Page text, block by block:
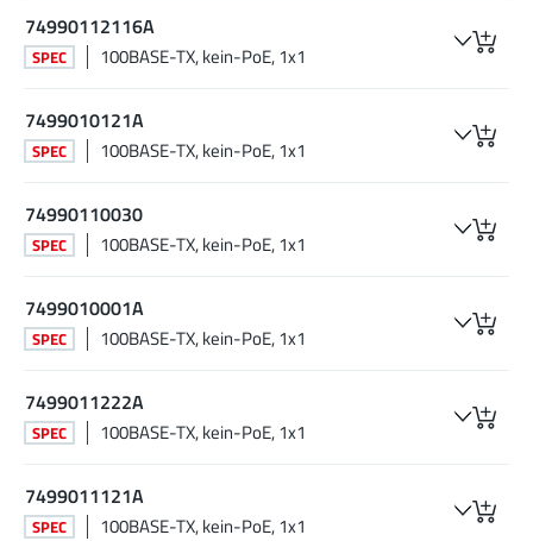
74990112116A
SPEC 100BASE-TX, kein-PoE, 1x1
7499010121A
SPEC 100BASE-TX, kein-PoE, 1x1
74990110030
SPEC 100BASE-TX, kein-PoE, 1x1
7499010001A
SPEC 100BASE-TX, kein-PoE, 1x1
7499011222A
SPEC 100BASE-TX, kein-PoE, 1x1
7499011121A
SPEC 100BASE-TX, kein-PoE, 1x1